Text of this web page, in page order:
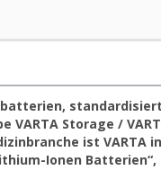
Storage /
ist VARTA
Ionen